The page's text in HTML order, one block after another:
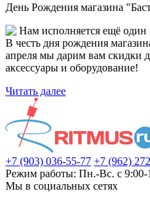
День Рождения магазина
Нам исполняется ещё один
В честь дня рождения
апреля мы дарим вам скидки
аксессуары и оборудование!
Читать далее
+7 (903) 036-55-77 +7 (962)
Режим работы: Пн.-Вс. с 9:00-
Мы в социальных сетях